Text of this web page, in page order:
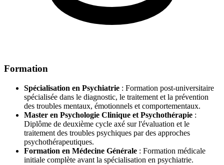
Formation
Spécialisation en Psychiatrie : Formation post-universitaire
spécialisée dans le diagnostic, le traitement et la prévention
des troubles mentaux, émotionnels et comportementaux.
Master en Psychologie Clinique et Psychothérapie :
Diplôme de deuxième cycle axé sur l'évaluation et le
traitement des troubles psychiques par des approches
psychothérapeutiques.
Formation en Médecine Générale : Formation médicale
initiale complète avant la spécialisation en psychiatrie.